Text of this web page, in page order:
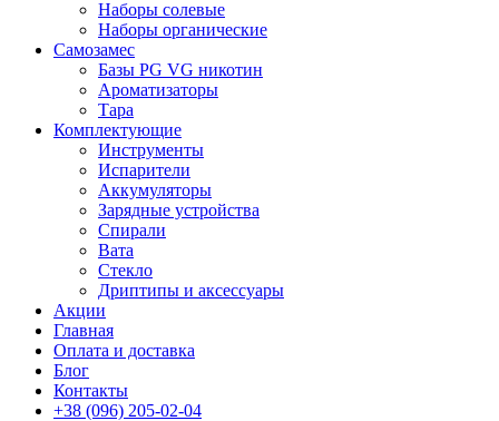
Наборы солевые
Наборы органические
Самозамес
Базы PG VG никотин
Ароматизаторы
Тара
Комплектующие
Инструменты
Испарители
Аккумуляторы
Зарядные устройства
Спирали
Вата
Стекло
Дриптипы и аксессуары
Акции
Главная
Оплата и доставка
Блог
Контакты
+38 (096) 205-02-04